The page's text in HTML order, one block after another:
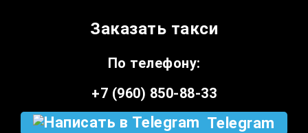
Заказать такси
По телефону:
+7 (960) 850-88-33
Telegram